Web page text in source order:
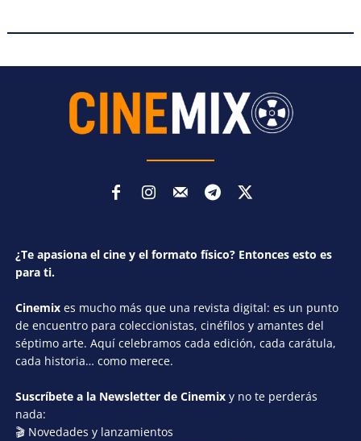
¿Te apasiona el cine y el formato físico? Entonces esto es
para ti.
Cinemix es mucho más que una revista digital: es un punto
de encuentro para coleccionistas, cinéfilos y amantes del
séptimo arte. Aquí celebramos cada edición, cada carátula,
cada historia… como merece.
Suscríbete a la Newsletter de Cinemix y no te perderás
nada:
🎬 Novedades y lanzamientos